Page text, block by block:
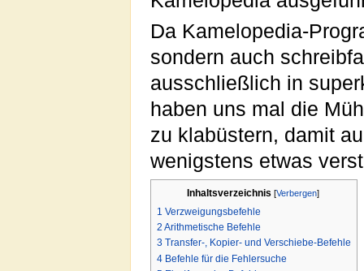
Da Kamelopedia-
sondern auch
ausschließlich in
haben uns mal die
zu klabüstern, damit
wenigstens etwas
Inhaltsverzeichnis [Verbergen]
1 Verzweigungsbefehle
2 Arithmetische Befehle
3 Transfer-, Kopier- und Verschiebe-Befehle
4 Befehle für die Fehlersuche